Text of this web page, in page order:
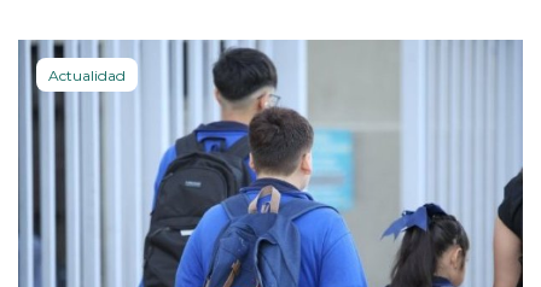
Actualidad